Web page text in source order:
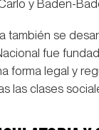
y Baden-
también se
fue
forma legal y
las clases